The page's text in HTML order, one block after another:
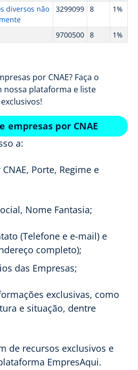
diversos não
3299099 8 1%
9700500 8 1%
por CNAE? Faça o
plataforma e liste
empresas por CNAE
a:
Porte, Regime e
Nome Fantasia;
(Telefone e e-mail) e
completo);
das Empresas;
exclusivas, como
e situação, dentre
de recursos exclusivos e
EmpresAqui.